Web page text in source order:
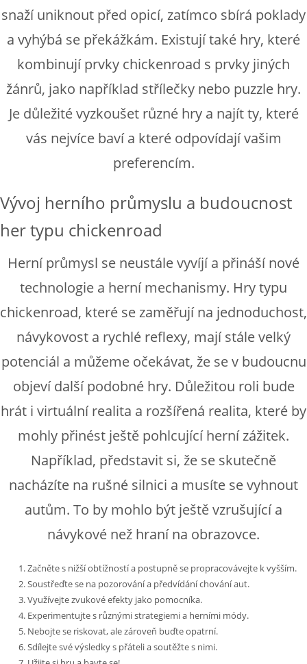
snaží uniknout před opicí, zatímco sbírá poklady
a vyhýbá se překážkám. Existují také hry, které
kombinují prvky chickenroad s prvky jiných
žánrů, jako například střílečky nebo puzzle hry.
Je důležité vyzkoušet různé hry a najít ty, které
vás nejvíce baví a které odpovídají vašim
preferencím.
Vývoj herního průmyslu a budoucnost
her typu chickenroad
Herní průmysl se neustále vyvíjí a přináší nové
technologie a herní mechanismy. Hry typu
chickenroad, které se zaměřují na jednoduchost,
návykovost a rychlé reflexy, mají stále velký
potenciál a můžeme očekávat, že se v budoucnu
objeví další podobné hry. Důležitou roli bude
hrát i virtuální realita a rozšířená realita, které by
mohly přinést ještě pohlcující herní zážitek.
Například, představit si, že se skutečně
nacházíte na rušné silnici a musíte se vyhnout
autům. To by mohlo být ještě vzrušující a
návykové než hraní na obrazovce.
Začněte s nižší obtížností a postupně se propracovávejte k vyšším.
Soustřeďte se na pozorování a předvídání chování aut.
Využívejte zvukové efekty jako pomocníka.
Experimentujte s různými strategiemi a herními módy.
Nebojte se riskovat, ale zároveň buďte opatrní.
Sdílejte své výsledky s přáteli a soutěžte s nimi.